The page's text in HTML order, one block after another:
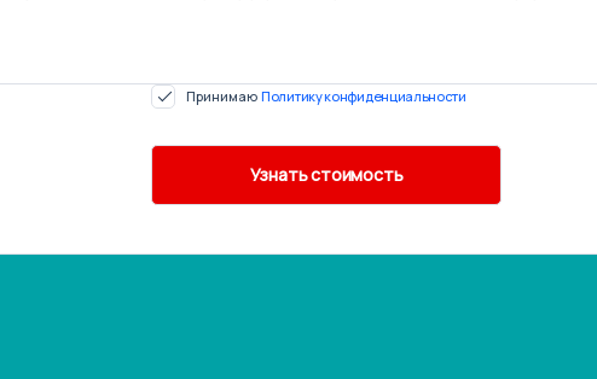
Принимаю Политику конфиденциальности